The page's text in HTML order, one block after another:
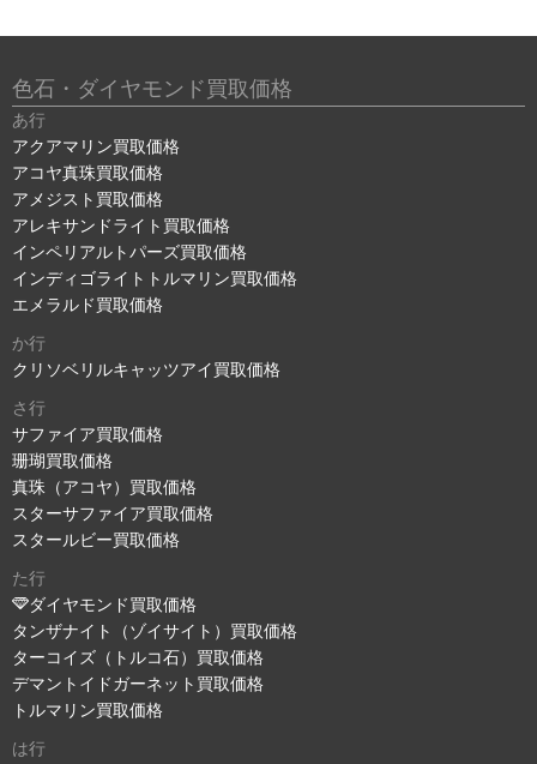
色石・ダイヤモンド買取価格
あ行
アクアマリン買取価格
アコヤ真珠買取価格
アメジスト買取価格
アレキサンドライト買取価格
インペリアルトパーズ買取価格
インディゴライトトルマリン買取価格
エメラルド買取価格
か行
クリソベリルキャッツアイ買取価格
さ行
サファイア買取価格
珊瑚買取価格
真珠（アコヤ）買取価格
スターサファイア買取価格
スタールビー買取価格
た行
ダイヤモンド買取価格
タンザナイト（ゾイサイト）買取価格
ターコイズ（トルコ石）買取価格
デマントイドガーネット買取価格
トルマリン買取価格
は行